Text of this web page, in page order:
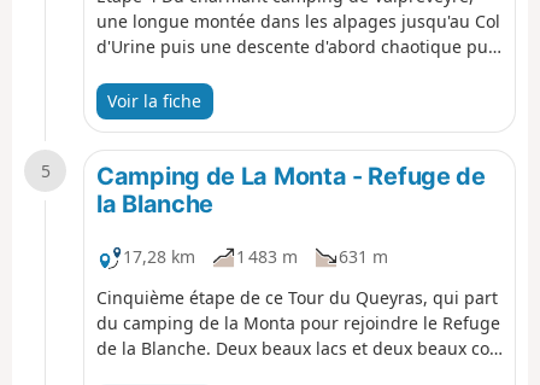
une longue montée dans les alpages jusqu'au Col
d'Urine puis une descente d'abord chaotique puis
magnifique vers le Col Lacroix, avant une
redescente de plus en plus boisée vers le
camping de la Monta
Voir la fiche
5
Camping de La Monta - Refuge de
la Blanche
17,28 km 1 483 m
631 m
Cinquième étape de ce Tour du Queyras, qui part
du camping de la Monta pour rejoindre le Refuge
de la Blanche. Deux beaux lacs et deux beaux cols